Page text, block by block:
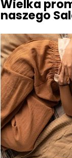
Wielka
naszego